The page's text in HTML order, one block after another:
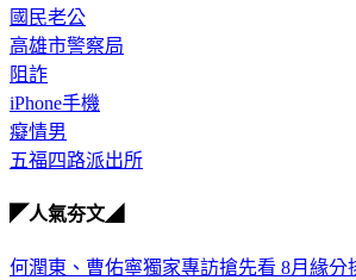
國民老公
高雄市警察局
阻詐
iPhone手機
癡情男
五福四路派出所
◤人氣夯文◢
何潤東、曹佑寧獨家專訪搶先看 8月緣分